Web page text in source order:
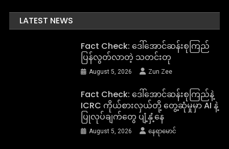
LATEST NEWS
Fact Check: ဒေါ်အောင်ဆန်းစုကြည်
ပြန်လွတ်လာတဲ့ သတင်းတု
August 5, 2026 Zun Zee
Fact Check: ဒေါ်အောင်ဆန်းစုကြည်နဲ့
ICRC ကိုယ်စားလှယ်တို့ တွေ့ဆုံမှုမှာ AI နဲ့
ပြုလုပ်ချက်တွေ ပျံ့နှံ့နေ
August 5, 2026 နေရာမောင်